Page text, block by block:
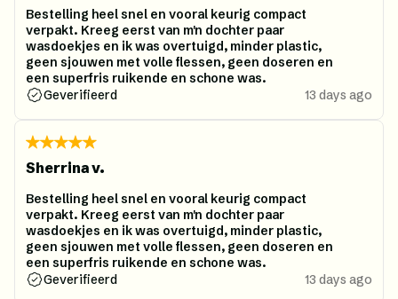
Bestelling heel snel en vooral keurig compact
verpakt. Kreeg eerst van m'n dochter paar
wasdoekjes en ik was overtuigd, minder plastic,
geen sjouwen met volle flessen, geen doseren en
een superfris ruikende en schone was.
Geverifieerd
13 days ago
Sherrina v.
Bestelling heel snel en vooral keurig compact
verpakt. Kreeg eerst van m'n dochter paar
wasdoekjes en ik was overtuigd, minder plastic,
geen sjouwen met volle flessen, geen doseren en
een superfris ruikende en schone was.
Geverifieerd
13 days ago